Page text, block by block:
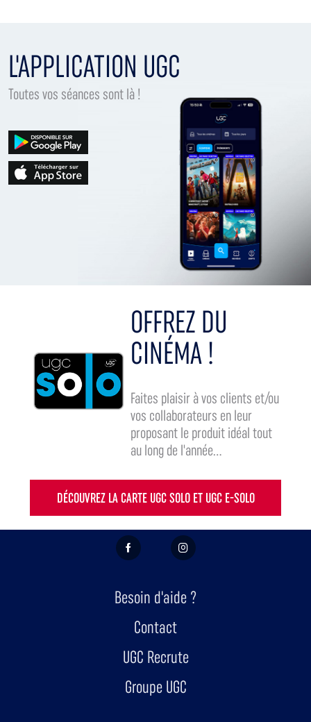
L'APPLICATION UGC
Toutes vos séances sont là !
OFFREZ DU
CINÉMA !
Faites plaisir à vos clients et/ou
vos collaborateurs en leur
proposant le produit idéal tout
au long de l'année...
DÉCOUVREZ LA CARTE UGC SOLO ET UGC E-SOLO
FACEBOOK INSTAGRAM
Besoin d'aide ?
Contact
UGC Recrute
Groupe UGC